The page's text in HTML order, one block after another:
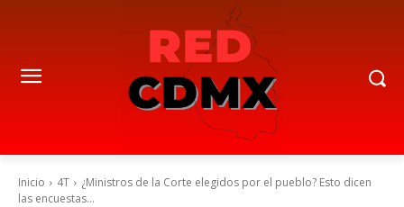
Inicio 4T
¿Ministros de la Corte elegidos por el pueblo? Esto dicen
las encuestas...